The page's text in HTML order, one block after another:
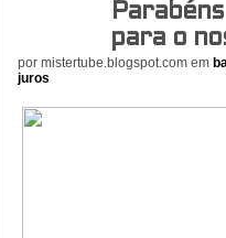
,
10
para o
por mistertube.blogspot.com em
juros